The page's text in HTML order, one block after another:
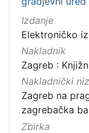
Izdanje
Elektroničko
Nakladnik
Zagreb :
Nakladnički niz
Zagreb na
zagrebačka
Zbirka